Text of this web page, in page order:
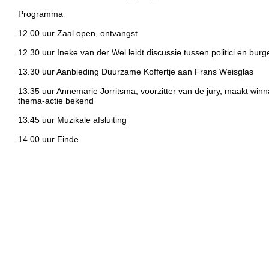
Programma
12.00 uur Zaal open, ontvangst
12.30 uur Ineke van der Wel leidt discussie tussen politici en
13.30 uur Aanbieding Duurzame Koffertje aan Frans Weisglas
13.35 uur Annemarie Jorritsma, voorzitter van de jury, maakt
thema-actie bekend
13.45 uur Muzikale afsluiting
14.00 uur Einde